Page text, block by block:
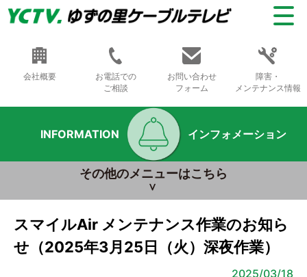
会社概要
お電話での
ご相談
お問い合わせ
フォーム
障害・
メンテナンス情報
INFORMATION インフォメーション
その他のメニューはこちら
スマイルAir メンテナンス作業のお知ら
せ（2025年3月25日（火）深夜作業）
2025/03/18